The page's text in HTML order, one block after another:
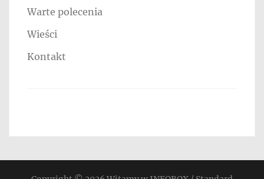
Warte polecenia
Wieści
Kontakt